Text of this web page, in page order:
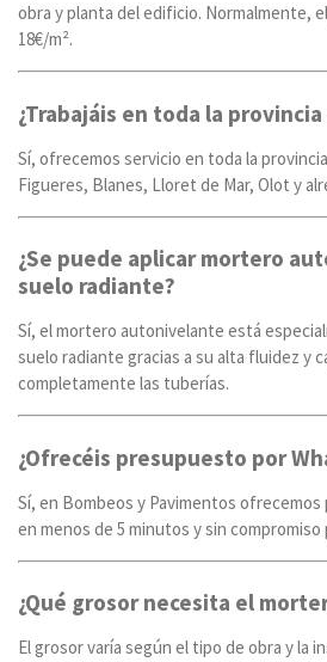
obra y planta del edificio. Normalmente,
18€/m².
¿Trabajáis en toda la provincia
Sí, ofrecemos servicio en toda la
Figueres, Blanes, Lloret de Mar, Olot y
¿Se puede aplicar mortero
suelo radiante?
Sí, el mortero autonivelante está
suelo radiante gracias a su alta fluidez y
completamente las tuberías.
¿Ofrecéis presupuesto por
Sí, en Bombeos y Pavimentos
en menos de 5 minutos y sin compromiso
¿Qué grosor necesita el
El grosor varía según el tipo de obra y la